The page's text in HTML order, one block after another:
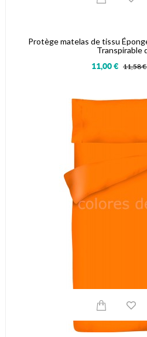
Protège matelas de tissu
Transpirable
11,00 € 11,58 €